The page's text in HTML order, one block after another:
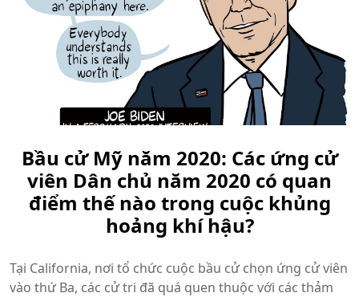
Bầu cử Mỹ năm 2020: Các ứng cử
viên Dân chủ năm 2020 có quan
điểm thế nào trong cuộc khủng
hoảng khí hậu?
Tại California, nơi tổ chức cuộc bầu cử chọn ứng cử viên
vào thứ Ba, các cử tri đã quá quen thuộc với các thảm